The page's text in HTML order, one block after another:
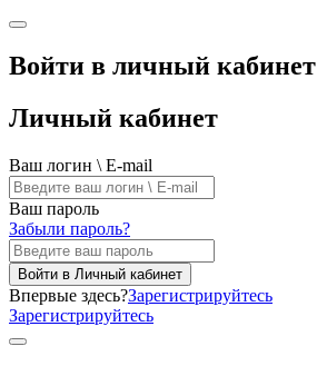
Войти в личный кабинет
Личный кабинет
Ваш логин \ E-mail
Ваш пароль
Забыли пароль?
Войти в Личный кабинет
Впервые здесь?Зарегистрируйтесь
Зарегистрируйтесь